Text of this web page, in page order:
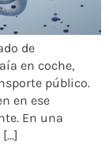
de
en coche,
público.
en ese
En una